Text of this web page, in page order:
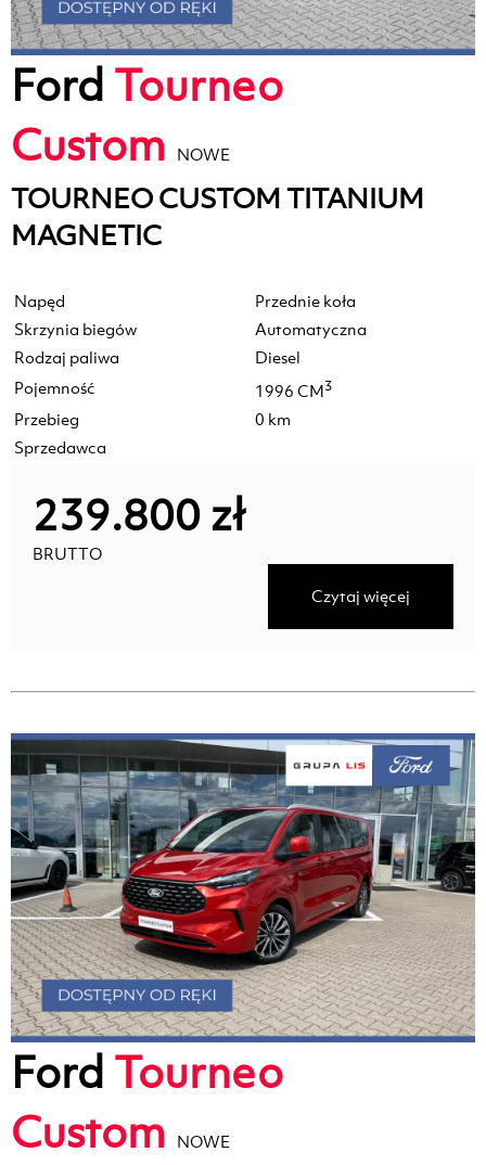
Ford Tourneo
Custom
NOWE
TOURNEO CUSTOM TITANIUM
MAGNETIC
Napęd
Przednie koła
Skrzynia biegów
Automatyczna
Rodzaj paliwa
Diesel
Pojemność
1996 CM3
Przebieg
0 km
Sprzedawca
239.800 zł
BRUTTO
Czytaj więcej
Ford Tourneo
Custom
NOWE